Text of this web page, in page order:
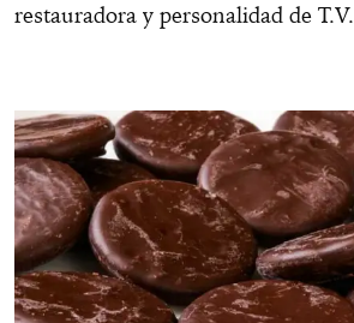
restauradora y personalidad de T.V.